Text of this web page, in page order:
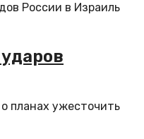
России в Израиль
планах ужесточить